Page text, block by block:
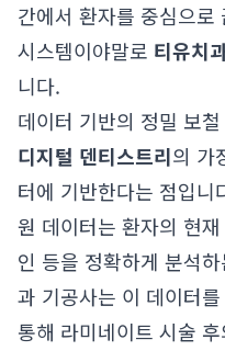
간에서 환자를 중심으로
시스템이야말로 티유치
니다.
데이터 기반의 정밀 보철
디지털 덴티스트리의 가
터에 기반한다는 점입
원 데이터는 환자의 현
인 등을 정확하게 분석
과 기공사는 이 데이터
통해 라미네이트 시술